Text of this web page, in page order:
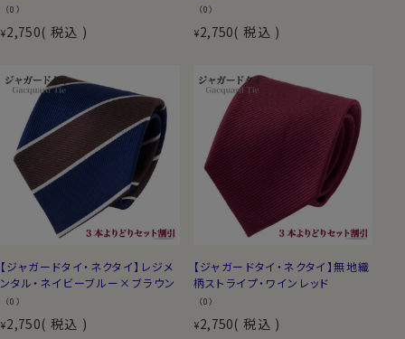
（0）
¥2,750 税込
（0）
¥2,750 税込
【ジャガードタイ・ネクタイ】レジメ
ンタル・ネイビーブルー×ブラウン
（0）
¥2,750 税込
【ジャガードタイ・ネクタイ】無地織
柄ストライプ・ワインレッド
（0）
¥2,750 税込